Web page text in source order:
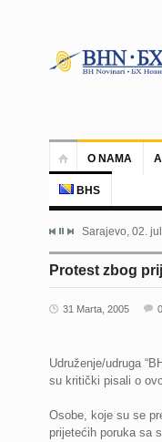
O NAMA
BHS
Sarajevo, 02.
Protest zbog
31 Marta, 2005 0
Udruženje/udruga
su kritički pisali o
Osobe, koje su se
prijetećih poruka sa